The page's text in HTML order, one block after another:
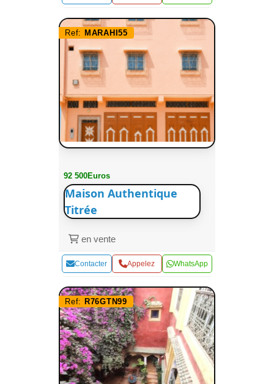
Ref: MARAHI55
92 500Euros
Maison Authentique
Titrée
en vente
Contacter Appelez WhatsApp
Ref: R76GTN99